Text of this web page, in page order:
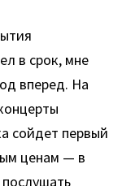
в срок, мне
вперед. На
сойдет первый
ценам — в